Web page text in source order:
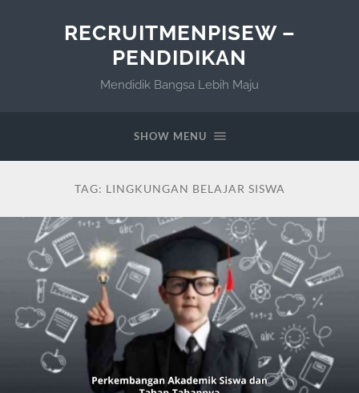
RECRUITMENPISEW –
PENDIDIKAN
Mendidik Bangsa Lebih Maju
SHOW MENU
TAG: LINGKUNGAN BELAJAR SISWA